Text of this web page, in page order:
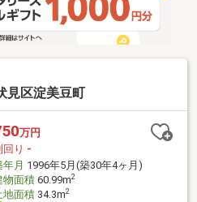
区淀美豆町
万円
回り -
年月 1996年5月(築30年4ヶ月)
物面積60.99m2
地面積34.3m2